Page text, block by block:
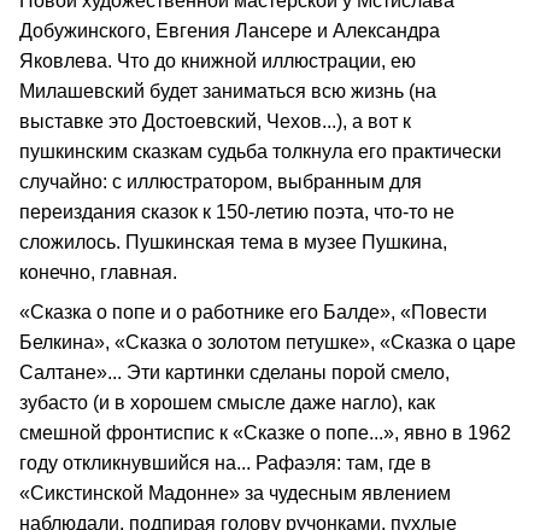
Добужинского, Евгения Лансере и Александра
Яковлева. Что до книжной иллюстрации, ею
Милашевский будет заниматься всю жизнь (на
выставке это Достоевский, Чехов...), а вот к
пушкинским сказкам судьба толкнула его практически
случайно: с иллюстратором, выбранным для
переиздания сказок к 150-летию поэта, что-то не
сложилось. Пушкинская тема в музее Пушкина,
конечно, главная.
«Сказка о попе и о работнике его Балде», «Повести
Белкина», «Сказка о золотом петушке», «Сказка о царе
Салтане»... Эти картинки сделаны порой смело,
зубасто (и в хорошем смысле даже нагло), как
смешной фронтиспис к «Сказке о попе...», явно в 1962
году откликнувшийся на... Рафаэля: там, где в
«Сикстинской Мадонне» за чудесным явлением
наблюдали, подпирая голову ручонками, пухлые